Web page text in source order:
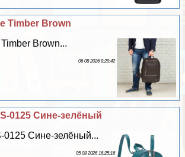
Timber Brown
Brown...
06 08 2026 8:29:42
0125 Сине-зелёный
0125 Сине-зелёный...
05 08 2026 16:25:16